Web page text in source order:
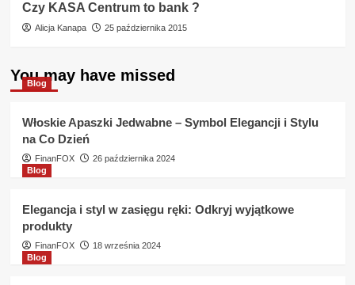
Czy KASA Centrum to bank ?
Alicja Kanapa 25 października 2015
You may have missed
Blog
Włoskie Apaszki Jedwabne – Symbol Elegancji i Stylu
na Co Dzień
FinanFOX
26 października 2024
Blog
Elegancja i styl w zasięgu ręki: Odkryj wyjątkowe
produkty
FinanFOX
18 września 2024
Blog